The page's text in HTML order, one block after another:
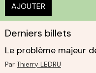
AJOUTER
Derniers billets
Le problème majeur
Par Thierry LEDRU